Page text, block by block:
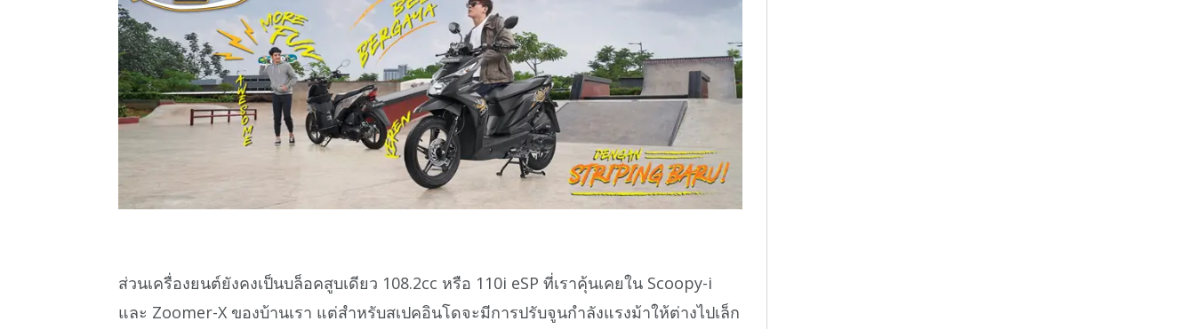
ส่วนเครื่องยนต์ยังคงเป็นบล็อคสูบเดียว 108.2cc หรือ 110i eSP ที่เราคุ้นเคยใน Scoopy-i
และ Zoomer-X ของบ้านเรา แต่สำหรับสเปคอินโดจะมีการปรับจูนกำลังแรงม้าให้ต่างไปเล็ก